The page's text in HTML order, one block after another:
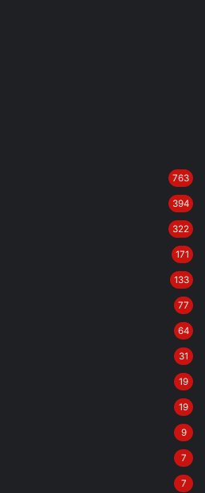
763
394
322
171
133
77
64
31
19
19
9
7
7